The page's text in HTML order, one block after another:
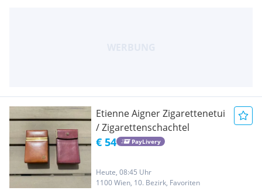
Etienne Aigner Zigarettenetui
/ Zigarettenschachtel
€ 54 PayLivery
Heute, 08:45 Uhr
1100 Wien, 10. Bezirk, Favoriten